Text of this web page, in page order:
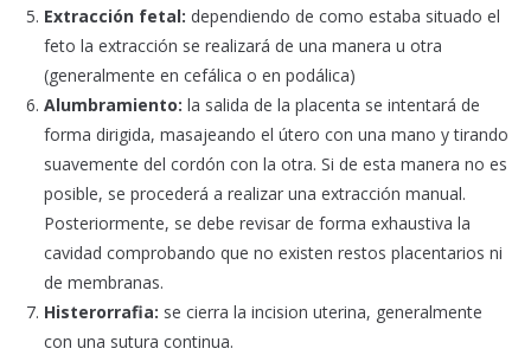
Extracción fetal: dependiendo de como estaba situado el
feto la extracción se realizará de una manera u otra
(generalmente en cefálica o en podálica)
Alumbramiento: la salida de la placenta se intentará de
forma dirigida, masajeando el útero con una mano y tirando
suavemente del cordón con la otra. Si de esta manera no es
posible, se procederá a realizar una extracción manual.
Posteriormente, se debe revisar de forma exhaustiva la
cavidad comprobando que no existen restos placentarios ni
de membranas.
Histerorrafia: se cierra la incision uterina, generalmente
con una sutura continua.